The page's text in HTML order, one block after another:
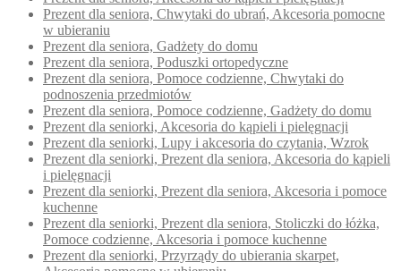
Prezent dla seniora, Chwytaki do ubrań, Akcesoria pomocne
w ubieraniu
Prezent dla seniora, Gadżety do domu
Prezent dla seniora, Poduszki ortopedyczne
Prezent dla seniora, Pomoce codzienne, Chwytaki do
podnoszenia przedmiotów
Prezent dla seniora, Pomoce codzienne, Gadżety do domu
Prezent dla seniorki, Akcesoria do kąpieli i pielęgnacji
Prezent dla seniorki, Lupy i akcesoria do czytania, Wzrok
Prezent dla seniorki, Prezent dla seniora, Akcesoria do kąpieli
i pielęgnacji
Prezent dla seniorki, Prezent dla seniora, Akcesoria i pomoce
kuchenne
Prezent dla seniorki, Prezent dla seniora, Stoliczki do łóżka,
Pomoce codzienne, Akcesoria i pomoce kuchenne
Prezent dla seniorki, Przyrządy do ubierania skarpet,